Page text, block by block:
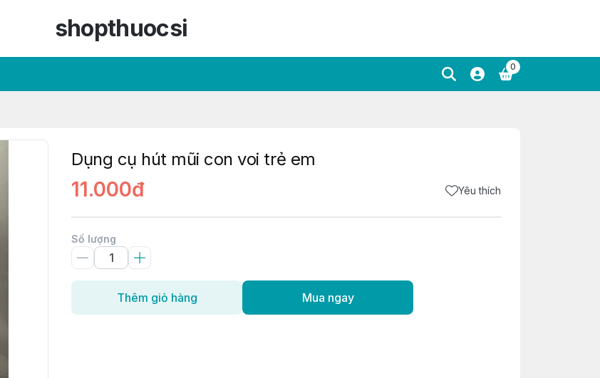
shopthuocsi
0
Dụng cụ hút mũi con voi trẻ em
11.000đ Yêu thích
Số lượng
Thêm giỏ hàng Mua ngay